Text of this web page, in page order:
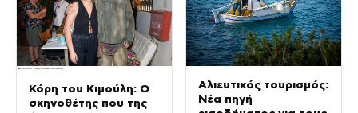
Κόρη του Κιμούλη: Ο
σκηνοθέτης που της
Αλιευτικός τουρισμός:
Νέα πηγή